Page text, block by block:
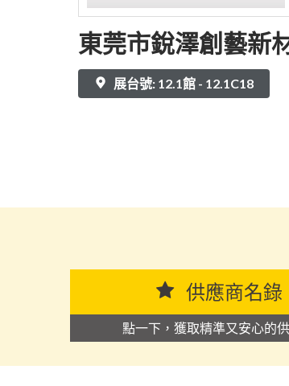
東莞市銳澤創藝新
展台號: 12.1館 - 12.1C18
供應商名錄
點一下，獲取精準又安心的